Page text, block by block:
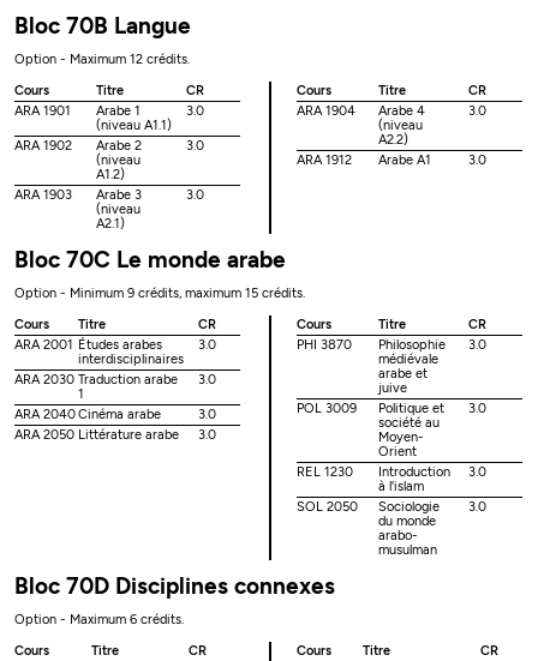
Bloc 70B Langue
Option - Maximum 12 crédits.
Cours
Titre
CR
ARA 1901
Arabe 1
(niveau A1.1)
3.0
ARA 1902
Arabe 2
(niveau
A1.2)
3.0
ARA 1903
Arabe 3
(niveau
A2.1)
3.0
Cours Titre
CR
ARA 1904
Arabe 4
(niveau
A2.2)
3.0
ARA 1912 Arabe A1 3.0
Bloc 70C Le monde arabe
Option - Minimum 9 crédits, maximum 15 crédits.
Cours
Titre
CR
ARA 2001 Études arabes
interdisciplinaires
3.0
ARA 2030 Traduction arabe
1
3.0
ARA 2040Cinéma arabe
3.0
ARA 2050 Littérature arabe 3.0
Cours Titre
CR
PHI 3870
Philosophie
médiévale
arabe et
juive
3.0
POL 3009
Politique et
société au
Moyen-
Orient
3.0
REL 1230
Introduction
à l'islam
3.0
SOL 2050
Sociologie
du monde
arabo-
musulman
3.0
Bloc 70D Disciplines connexes
Option - Maximum 6 crédits.
Cours
Titre
CR
Cours Titre
CR